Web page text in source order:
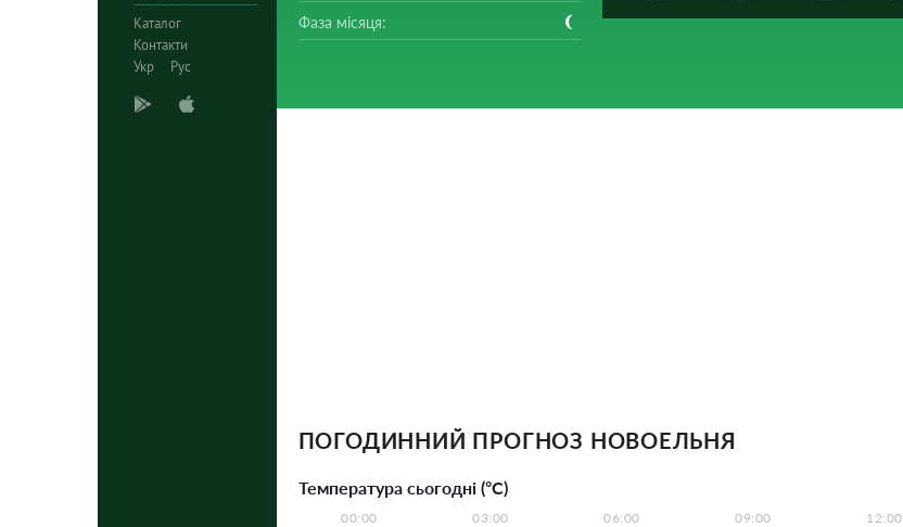
Каталог
Контакти
Укр
Рус
Фаза місяця:
ПОГОДИННИЙ ПРОГНОЗ НОВОЕЛЬНЯ
Температура сьогодні (°С)
00:00 03:00 06:00 09:00 12:00